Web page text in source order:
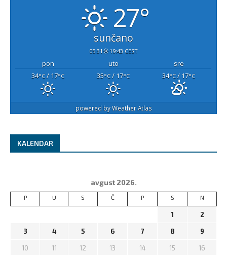
27°
sunčano
05:31 19:43 CEST
pon uto
sre
34°C / 17°C 35°C / 17°C 34°C / 17°C
powered byWeather Atlas
KALENDAR
avgust 2026.
P U S Č P S N
1 2
3 4 5 6 7 8 9
10 11 12 13 14 15 16